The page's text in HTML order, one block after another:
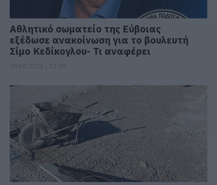
Αθλητικό σωματείο της Εύβοιας
εξέδωσε ανακοίνωση για το βουλευτή
Σίμο Κεδίκογλου- Τι αναφέρει